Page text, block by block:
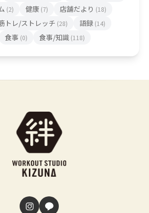
(2) 健康 (7) 店舗だより (18)
トレ/ストレッチ (28) 語録 (14)
食事 (0) 食事/知識 (118)